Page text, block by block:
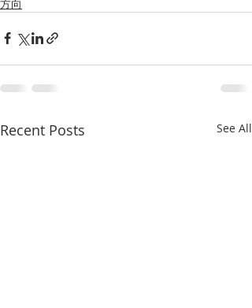
方向
Recent Posts See All